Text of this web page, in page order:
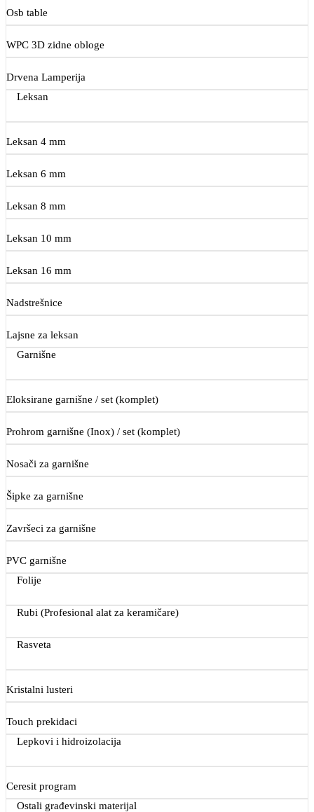
Osb table
WPC 3D zidne obloge
Drvena Lamperija
Leksan
Leksan 4 mm
Leksan 6 mm
Leksan 8 mm
Leksan 10 mm
Leksan 16 mm
Nadstrešnice
Lajsne za leksan
Garnišne
Eloksirane garnišne / set (komplet)
Prohrom garnišne (Inox) / set (komplet)
Nosači za garnišne
Šipke za garnišne
Završeci za garnišne
PVC garnišne
Folije
Rubi (Profesional alat za keramičare)
Rasveta
Kristalni lusteri
Touch prekidaci
Lepkovi i hidroizolacija
Ceresit program
Ostali građevinski materijal